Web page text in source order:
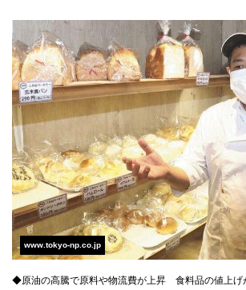
www.tokyo-np.co.jp
◆原油の高騰で原料や物流費が上昇 食料品の値上げ